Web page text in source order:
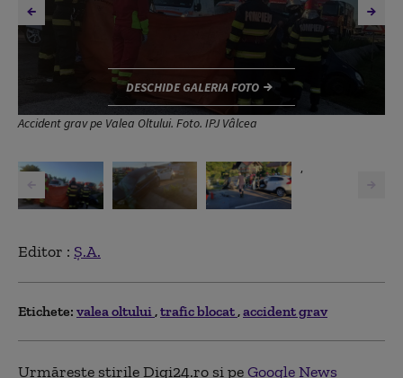
Accident grav pe Valea Oltului. Foto. IPJ Vâlcea
DESCHIDE GALERIA FOTO
,
Editor : Ș.A.
Etichete: valea oltului trafic blocat accident grav
Urmărește știrile Digi24.ro și peGoogle News